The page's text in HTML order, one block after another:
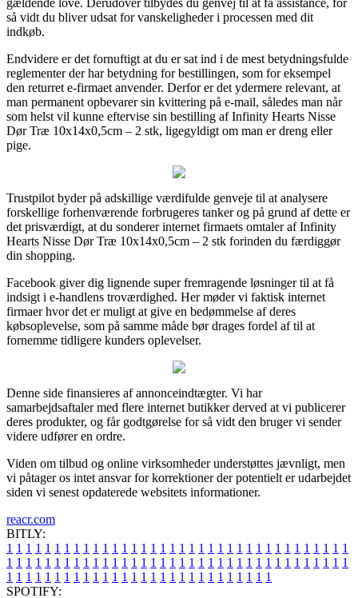
så vidt du bliver udsat for vanskeligheder i processen med dit
indkøb.
Endvidere er det fornuftigt at du er sat ind i de mest betydningsfulde
reglementer der har betydning for bestillingen, som for eksempel
den returret e-firmaet anvender. Derfor er det ydermere relevant, at
man permanent opbevarer sin kvittering på e-mail, således man når
som helst vil kunne eftervise sin bestilling af Infinity Hearts Nisse
Dør Træ 10x14x0,5cm – 2 stk, ligegyldigt om man er dreng eller
pige.
Trustpilot byder på adskillige værdifulde genveje til at analysere
forskellige forhenværende forbrugeres tanker og på grund af dette er
det prisværdigt, at du sonderer internet firmaets omtaler af Infinity
Hearts Nisse Dør Træ 10x14x0,5cm – 2 stk forinden du færdiggør
din shopping.
Facebook giver dig lignende super fremragende løsninger til at få
indsigt i e-handlens troværdighed. Her møder vi faktisk internet
firmaer hvor det er muligt at give en bedømmelse af deres
købsoplevelse, som på samme måde bør drages fordel af til at
fornemme tidligere kunders oplevelser.
Denne side finansieres af annonceindtægter. Vi har
samarbejdsaftaler med flere internet butikker derved at vi publicerer
deres produkter, og får godtgørelse for så vidt den bruger vi sender
videre udfører en ordre.
Viden om tilbud og online virksomheder understøttes jævnligt, men
vi påtager os intet ansvar for korrektioner der potentielt er udarbejdet
siden vi senest opdaterede websitets informationer.
reacr.com
BITLY:
1 1 1 1 1 1 1 1 1 1 1 1 1 1 1 1 1 1 1 1 1 1 1 1 1 1 1 1 1 1 1 1 1 1 1 1
1 1 1 1 1 1 1 1 1 1 1 1 1 1 1 1 1 1 1 1 1 1 1 1 1 1 1 1 1 1 1 1 1 1 1 1
1 1 1 1 1 1 1 1 1 1 1 1 1 1 1 1 1 1 1 1 1 1 1 1 1 1 1 1
SPOTIFY: